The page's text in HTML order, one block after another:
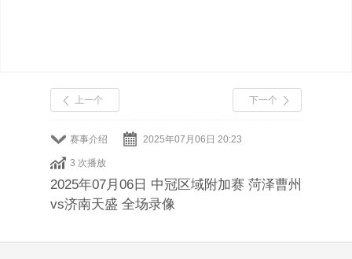
赛事介绍 2025年07月06日 20:23
3 次播放
上一个 下一个
2025年07月06日 中冠区域附加赛 菏泽曹州
vs济南天盛 全场录像